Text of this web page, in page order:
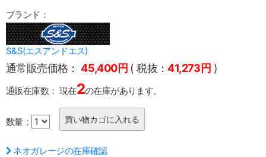
ブランド：
S&S(エスアンドエス)
通常販売価格： 45,400円 ( 税抜：41,273円 )
通販在庫数： 現在2の在庫があります。
数量：
ネオガレージの在庫確認